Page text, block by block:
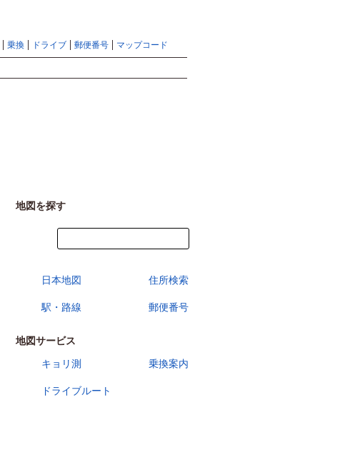
乗換 ドライブ 郵便番号 マップコード
地図を探す
日本地図 住所検索
駅・路線 郵便番号
地図サービス
キョリ測
乗換案内
ドライブルート